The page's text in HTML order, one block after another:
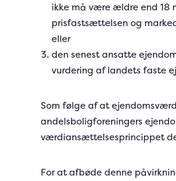
ikke må være ældre end 18
prisfastsættelsen og
eller
den senest ansatte
vurdering af landets faste
Som følge af at
andelsboligforeningers
værdiansættelsesprincippet
For at afbøde denne